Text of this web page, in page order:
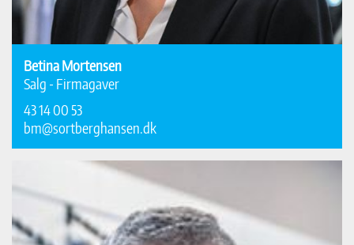
Betina Mortensen
Salg - Firmagaver
43 14 00 53
bm@sortberghansen.dk